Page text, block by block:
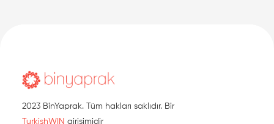
Gelin, bu ayı birlikte kutlayalım!
2023 BinYaprak. Tüm hakları saklıdır. Bir
TurkishWIN girişimidir